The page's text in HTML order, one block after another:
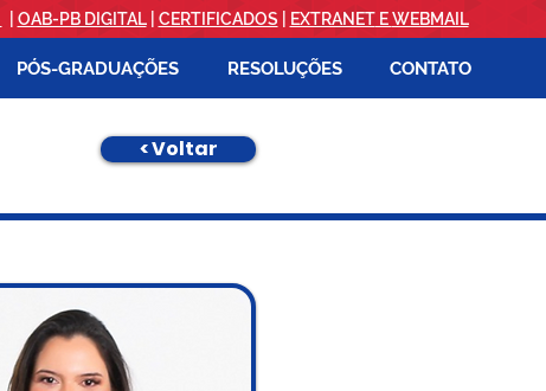
OAB-PB DIGITAL| CERTIFICADOS EXTRANETEWEBMAIL
PÓS-GRADUAÇÕES RESOLUÇÕES CONTATO
< Voltar